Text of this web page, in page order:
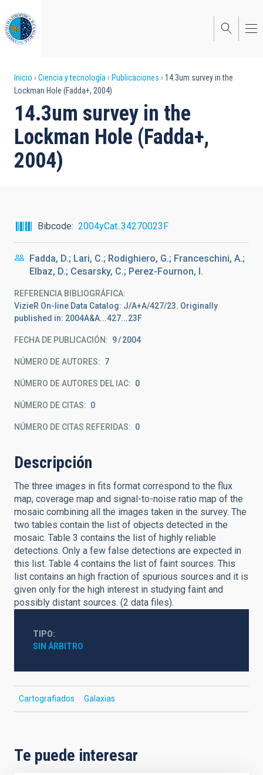
al
contenido
principal
Sobrescribir
enlaces
de
ayuda
a
Inicio Ciencia y tecnología Publicaciones
14.3um survey in the
Lockman Hole (Fadda+, 2004)
14.3um survey in the
Lockman Hole (Fadda+,
2004)
Bibcode 2004yCat..34270023F
Fadda, D.; Lari, C.; Rodighiero, G.; Franceschini, A.;
Elbaz, D.; Cesarsky, C.; Perez-Fournon, I.
REFERENCIA BIBLIOGRÁFICA
VizieR On-line Data Catalog: J/A+A/427/23. Originally
published in: 2004A&A...427...23F
FECHA DE PUBLICACIÓN: 9 2004
NÚMERO DE AUTORES 7
NÚMERO DE AUTORES DEL IAC 0
NÚMERO DE CITAS 0
NÚMERO DE CITAS REFERIDAS 0
Descripción
The three images in fits format correspond to the flux
map, coverage map and signal-to-noise ratio map of the
mosaic combining all the images taken in the survey. The
two tables contain the list of objects detected in the
mosaic. Table 3 contains the list of highly reliable
detections. Only a few false detections are expected in
this list. Table 4 contains the list of faint sources. This
list contains an high fraction of spurious sources and it is
given only for the high interest in studying faint and
possibly distant sources. (2 data files).
TIPO
SIN ÁRBITRO
Cartografiados Galaxias
Te puede interesar